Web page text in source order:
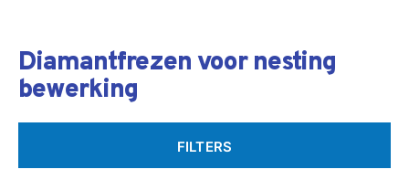
Diamantfrezen voor nesting
bewerking
FILTERS